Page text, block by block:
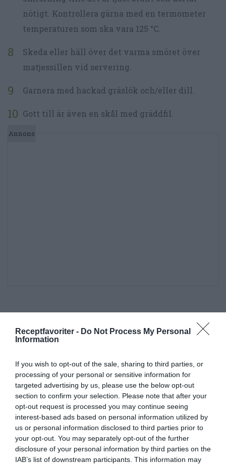
Receptfavoriter - Do Not Process My Personal
Information
If you wish to opt-out of the sale, sharing to third parties, or
processing of your personal or sensitive information for
targeted advertising by us, please use the below opt-out
section to confirm your selection. Please note that after your
opt-out request is processed you may continue seeing
interest-based ads based on personal information utilized by
us or personal information disclosed to third parties prior to
your opt-out. You may separately opt-out of the further
disclosure of your personal information by third parties on the
IAB’s list of downstream participants. This information may
nötigt. Kontrollera gärna med en termometer
temperaturen som ska vara 125 °C.
Skeda eller häll över det varma smöret över
matjessillen vid servering.
Garnera med hackad gräslök och/eller dill.
Gott till är även en skål med gräddfil.
Sidorätter och tillbehör
Matjessill
Ägg
Gräddfil
Smör Potatis Kapris
Rödlök
Dill
Gräslök Smörgåsbord
Buffé
Midsommar
Påsk Julmat
Svensk mat
Kall mat
E-mail Skriv ut